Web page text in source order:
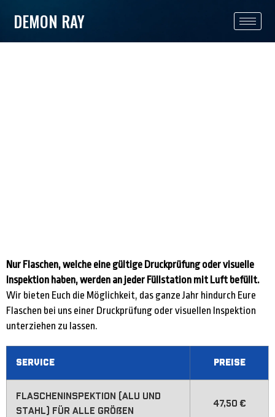
DEMON RAY
Nur Flaschen, welche eine gültige Druckprüfung oder visuelle
Inspektion haben, werden an jeder Füllstation mit Luft befüllt.
Wir bieten Euch die Möglichkeit, das ganze Jahr hindurch Eure
Flaschen bei uns einer Druckprüfung oder visuellen Inspektion
unterziehen zu lassen.
Service Preise
Flascheninspektion (Alu und
Stahl) für alle Größen
47,50 €